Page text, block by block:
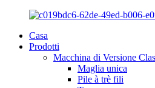
Casa
Prodotti
Macchina di Versione
Maglia unica
Pile à trè fili